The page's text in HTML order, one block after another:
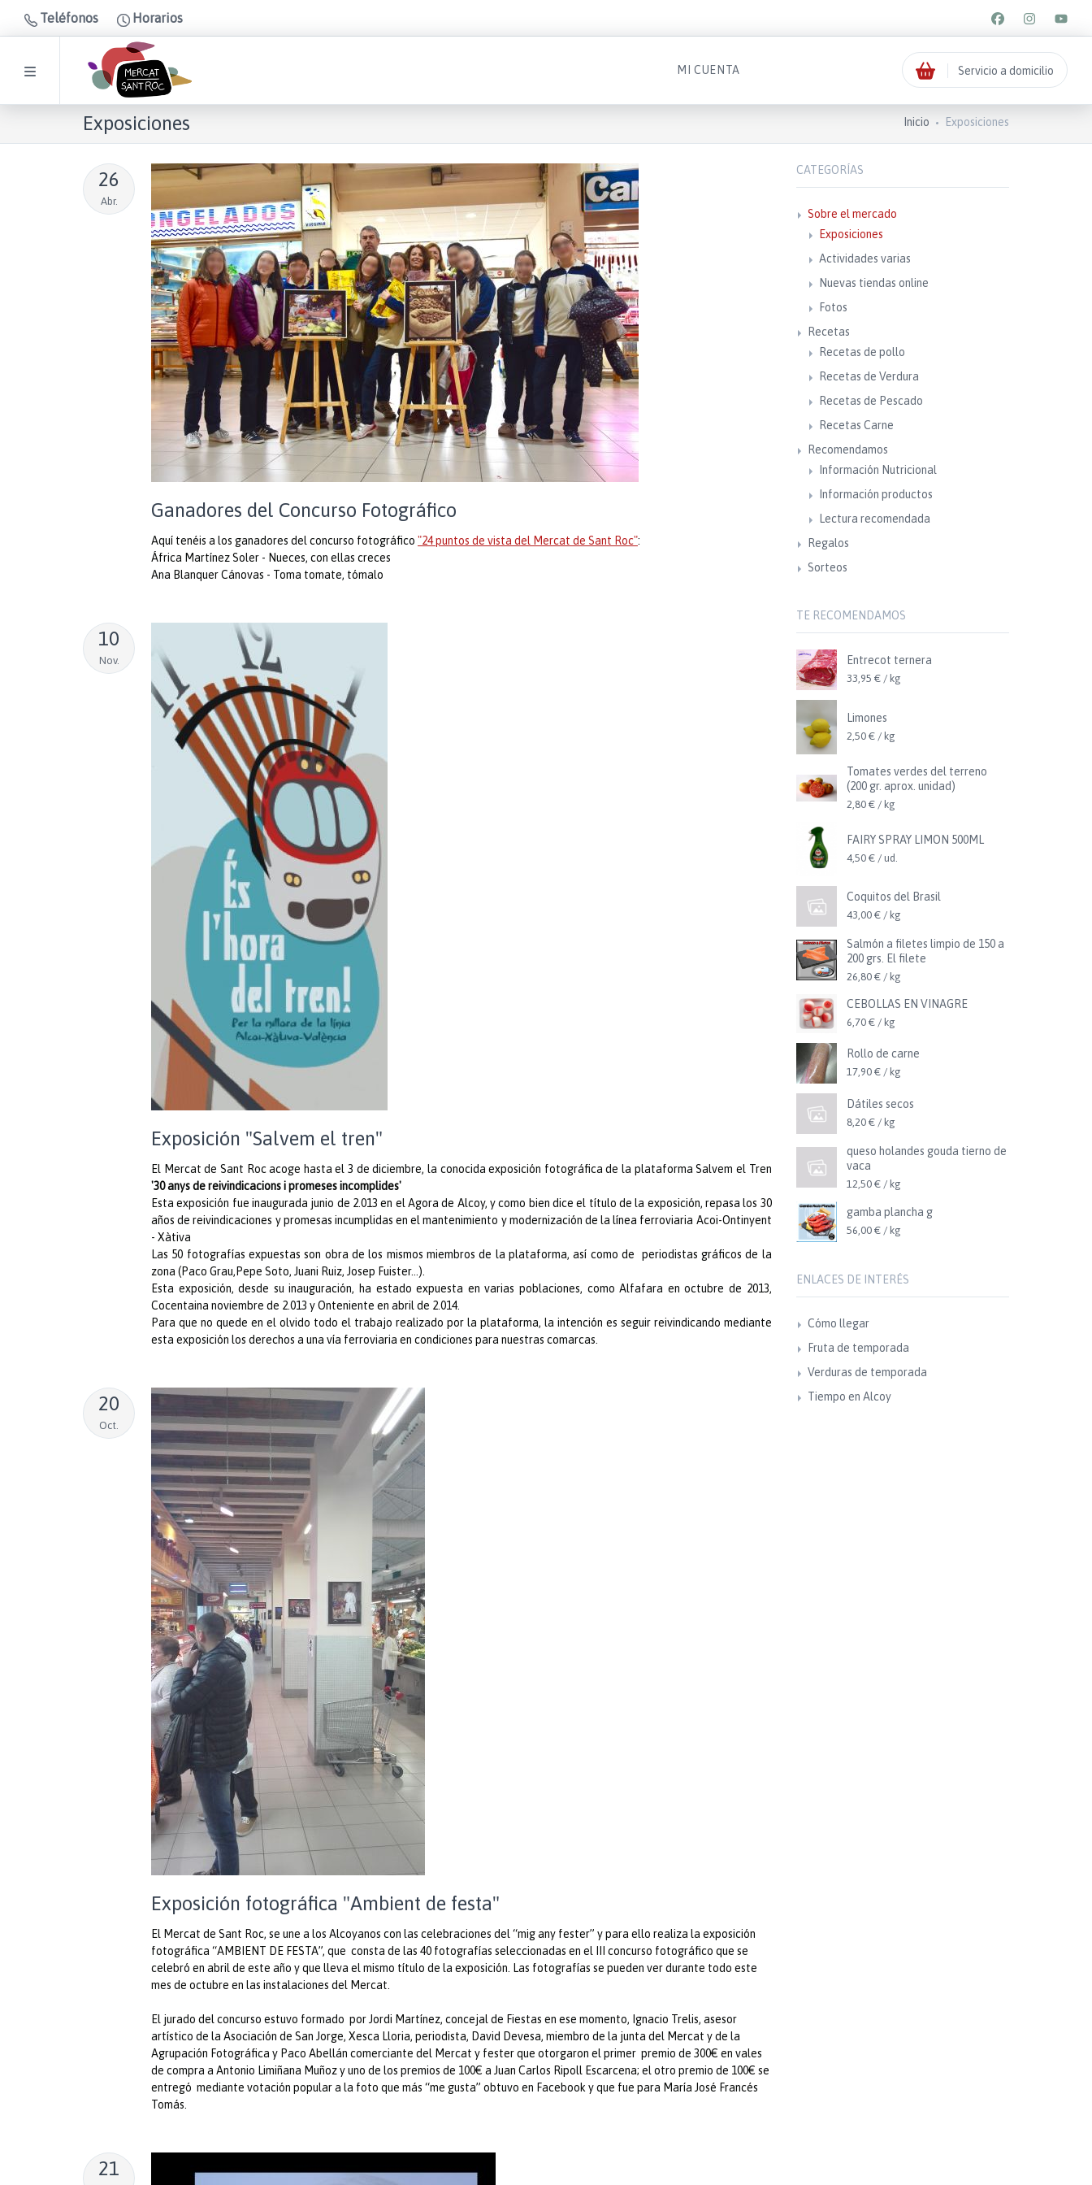
Teléfonos Horarios
MI CUENTA Servicio a domicilio
Exposiciones Inicio Exposiciones
26
Abr.
Ganadores del Concurso Fotográfico
Aquí tenéis a los ganadores del concurso fotográfico "24 puntos de vista del Mercat de Sant Roc":
África Martínez Soler - Nueces, con ellas creces
Ana Blanquer Cánovas - Toma tomate, tómalo
10
Nov.
Exposición "Salvem el tren"
El Mercat de Sant Roc acoge hasta el 3 de diciembre, la conocida exposición fotográfica de la plataforma Salvem el Tren
'30 anys de reivindicacions i promeses incomplides'
Esta exposición fue inaugurada junio de 2.013 en el Agora de Alcoy, y como bien dice el título de la exposición, repasa los 30
años de reivindicaciones y promesas incumplidas en el mantenimiento y modernización de la línea ferroviaria Acoi-Ontinyent
- Xàtiva
Las 50 fotografías expuestas son obra de los mismos miembros de la plataforma, así como de
periodistas gráficos de la
zona (Paco Grau,Pepe Soto, Juani Ruiz, Josep Fuister…).
Esta exposición, desde su inauguración, ha estado expuesta en varias poblaciones, como Alfafara en octubre de 2013,
Cocentaina noviembre de 2.013 y Onteniente en abril de 2.014.
Para que no quede en el olvido todo el trabajo realizado por la plataforma, la intención es seguir reivindicando mediante
esta exposición los derechos a una vía ferroviaria en condiciones para nuestras comarcas.
20
Oct.
Exposición fotográfica "Ambient de festa"
El Mercat de Sant Roc, se une a los Alcoyanos con las celebraciones del “mig any fester” y para ello realiza la exposición
fotográfica “AMBIENT DE FESTA”, que consta de las 40 fotografías seleccionadas en el III concurso fotográfico que se
celebró en abril de este año y que lleva el mismo título de la exposición. Las fotografías se pueden ver durante todo este
mes de octubre en las instalaciones del Mercat.
El jurado del concurso estuvo formado por Jordi Martínez, concejal de Fiestas en ese momento, Ignacio Trelis, asesor
artístico de la Asociación de San Jorge, Xesca Lloria, periodista, David Devesa, miembro de la junta del Mercat y de la
Agrupación Fotográfica y Paco Abellán comerciante del Mercat y fester que otorgaron el primer premio de 300€ en vales
de compra a Antonio Limiñana Muñoz y uno de los premios de 100€ a Juan Carlos Ripoll Escarcena; el otro premio de 100€ se
entregó mediante votación popular a la foto que más “me gusta” obtuvo en Facebook y que fue para María José Francés
Tomás.
21
CATEGORÍAS
Sobre el mercado
Exposiciones
Actividades varias
Nuevas tiendas online
Fotos
Recetas
Recetas de pollo
Recetas de Verdura
Recetas de Pescado
Recetas Carne
Recomendamos
Información Nutricional
Información productos
Lectura recomendada
Regalos
Sorteos
TE RECOMENDAMOS
Entrecot ternera
33,95 € / kg
Limones
2,50 € / kg
Tomates verdes del terreno
(200 gr. aprox. unidad)
2,80 € / kg
FAIRY SPRAY LIMON 500ML
4,50 € / ud.
Coquitos del Brasil
43,00 € / kg
Salmón a filetes limpio de 150 a
200 grs. El filete
26,80 € / kg
CEBOLLAS EN VINAGRE
6,70 € / kg
Rollo de carne
17,90 € / kg
Dátiles secos
8,20 € / kg
queso holandes gouda tierno de
vaca
12,50 € / kg
gamba plancha g
56,00 € / kg
ENLACES DE INTERÉS
Cómo llegar
Fruta de temporada
Verduras de temporada
Tiempo en Alcoy